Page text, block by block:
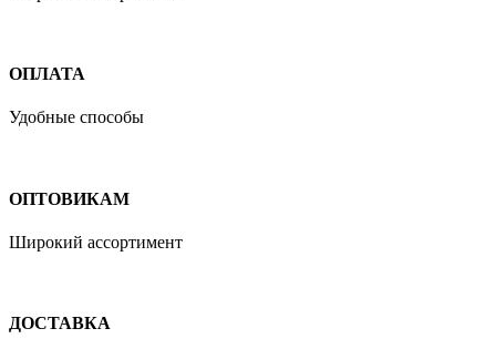
ОПЛАТА
Удобные способы
ОПТОВИКАМ
Широкий ассортимент
ДОСТАВКА